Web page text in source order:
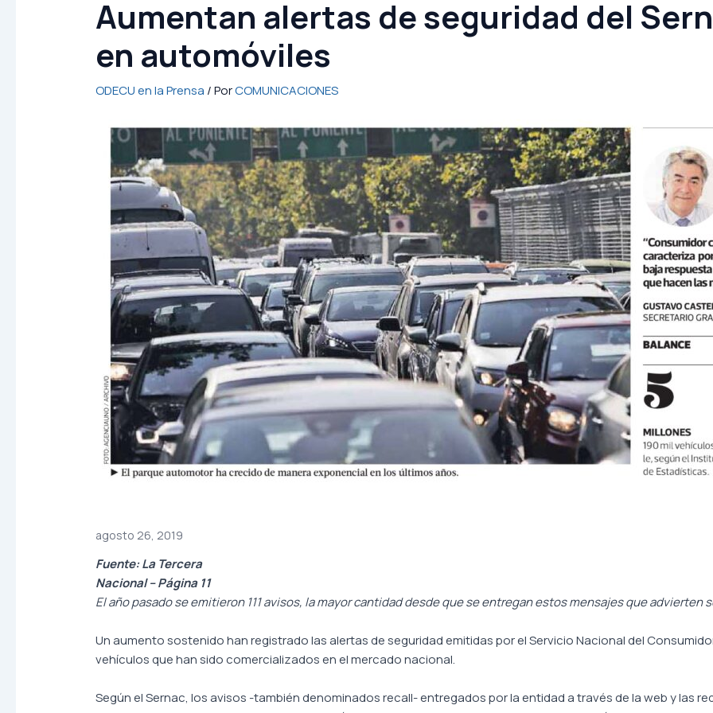
Aumentan alertas de seguridad del
en automóviles
ODECU en la Prensa / PorCOMUNICACIONES
agosto 26, 2019
Fuente: La Tercera
Nacional – Página 11
El año pasado se emitieron 111 avisos, la mayor cantidad desde que se entregan estos mensajes que advierten
Un aumento sostenido han registrado las alertas de seguridad emitidas por el Servicio Nacional del
vehículos que han sido comercializados en el mercado nacional.
Según el Sernac, los avisos -también denominados recall- entregados por la entidad a través de la web y las